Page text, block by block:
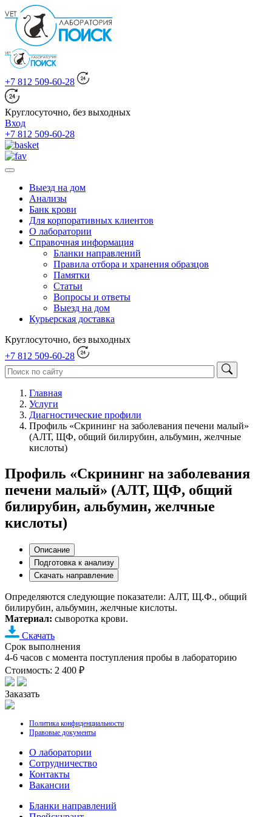
+7 812 509-60-28
Круглосуточно, без выходных
Вход
+7 812 509-60-28
Выезд на дом
Анализы
Банк крови
Для корпоративных клиентов
О лаборатории
Справочная информация
Бланки направлений
Правила отбора и хранения образцов
Памятки
Статьи
Вопросы и ответы
Выезд на дом
Курьерская доставка
Круглосуточно, без выходных
+7 812 509-60-28
Главная
Услуги
Диагностические профили
Профиль «Скрининг на заболевания печени малый»
(АЛТ, ЩФ, общий билирубин, альбумин, желчные
кислоты)
Профиль «Скрининг на заболевания
печени малый» (АЛТ, ЩФ, общий
билирубин, альбумин, желчные
кислоты)
Описание
Подготовка к анализу
Скачать направление
Определяются следующие показатели: АЛТ, Щ.Ф., общий
билирубин, альбумин, желчные кислоты.
Материал: сыворотка крови.
Скачать
Срок выполнения
4-6 часов с момента поступления пробы в лабораторию
Стоимость: 2 400 ₽
Заказать
Политика конфиденциальности
Правовые документы
О лаборатории
Cотрудничество
Контакты
Вакансии
Бланки направлений